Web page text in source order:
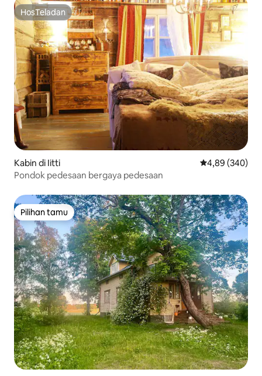
HosTeladan
HosTeladan
Kabin di Iitti Nilai rata-rata
4,89 (340)
Pondok pedesaan bergaya pedesaan
Pilihan tamu
Pilihan tamu